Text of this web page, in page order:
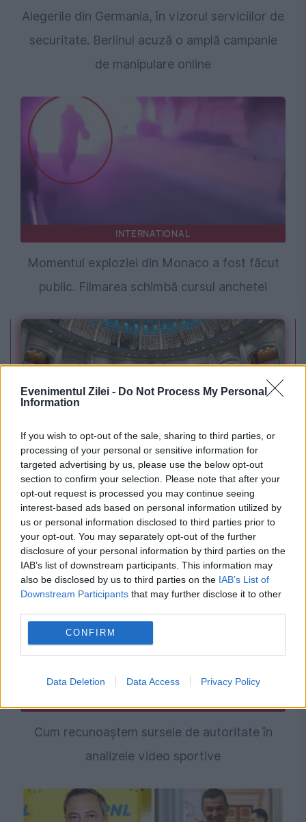
Evenimentul Zilei - Do Not Process My Personal
Information
If you wish to opt-out of the sale, sharing to third parties, or
processing of your personal or sensitive information for
targeted advertising by us, please use the below opt-out
section to confirm your selection. Please note that after your
opt-out request is processed you may continue seeing
interest-based ads based on personal information utilized by
us or personal information disclosed to third parties prior to
your opt-out. You may separately opt-out of the further
disclosure of your personal information by third parties on the
IAB’s list of downstream participants. This information may
also be disclosed by us to third parties on the IAB’s List of
Downstream Participants that may further disclose it to other
CONFIRM
Data Deletion Data Access Privacy Policy
Alegerile din Germania, în vizorul serviciilor de
securitate. Berlinul acuză o amplă campanie
de manipulare online
INTERNATIONAL
Momentul exploziei din Monaco a fost făcut
public. Filmarea schimbă cursul anchetei
POLITICA
Sorin Grindeanu: Parlamentul a evitat
pierderea a 5,8 miliarde de euro din PNRR și a
deblocat 16,7 miliarde din SAFE
Cum recunoaștem sursele de autoritate în
analizele video sportive